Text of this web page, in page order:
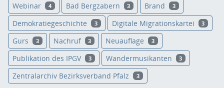
Webinar 4 Bad Bergzabern 3 Brand 3
Demokratiegeschichte 3 Digitale Migrationskartei 3
Gurs 3 Nachruf 3 Neuauflage 3
Publikation des IPGV 3 Wandermusikanten 3
Zentralarchiv Bezirksverband Pfalz 3